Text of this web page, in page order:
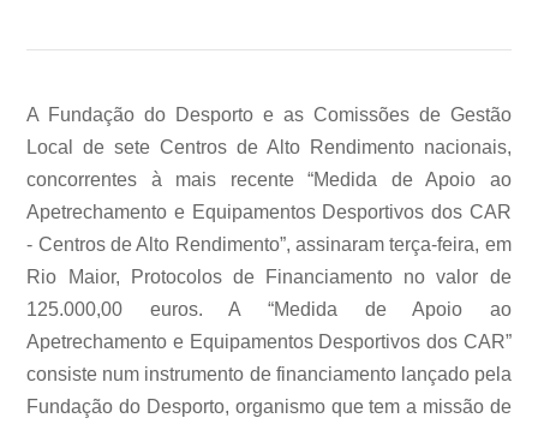
A Fundação do Desporto e as Comissões de Gestão
Local de sete Centros de Alto Rendimento nacionais,
concorrentes à mais recente “Medida de Apoio ao
Apetrechamento e Equipamentos Desportivos dos CAR
- Centros de Alto Rendimento”, assinaram terça-feira, em
Rio Maior, Protocolos de Financiamento no valor de
125.000,00 euros. A “Medida de Apoio ao
Apetrechamento e Equipamentos Desportivos dos CAR”
consiste num instrumento de financiamento lançado pela
Fundação do Desporto, organismo que tem a missão de